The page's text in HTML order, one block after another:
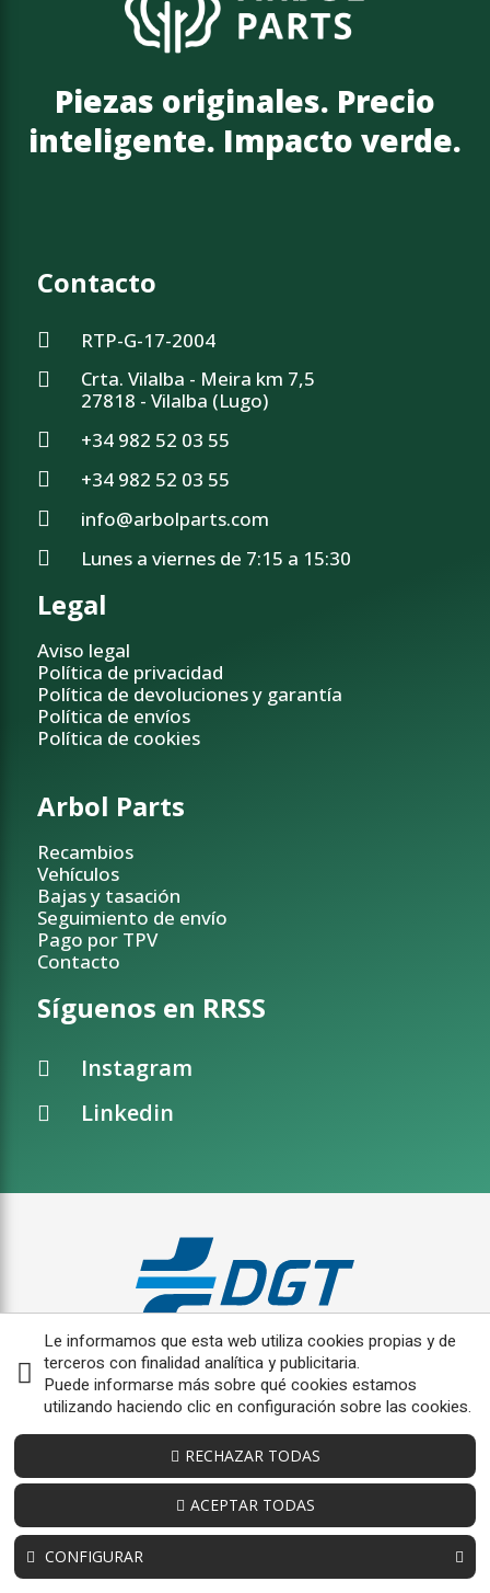
Piezas originales. Precio
inteligente. Impacto verde.
Contacto
RTP-G-17-2004
Crta. Vilalba - Meira km 7,5
27818 - Vilalba (Lugo)
+34 982 52 03 55
+34 982 52 03 55
info@arbolparts.com
Lunes a viernes de 7:15 a 15:30
Legal
Aviso legal
Política de privacidad
Política de devoluciones y garantía
Política de envíos
Política de cookies
Arbol Parts
Recambios
Vehículos
Bajas y tasación
Seguimiento de envío
Pago por TPV
Contacto
Síguenos en RRSS
Instagram
Linkedin
Le informamos que esta web utiliza cookies propias y de
terceros con finalidad analítica y publicitaria.
Puede informarse más sobre qué cookies estamos
utilizando haciendo clic en configuración sobre las cookies.
CONFIGURAR
RECHAZAR TODAS
ACEPTAR TODAS